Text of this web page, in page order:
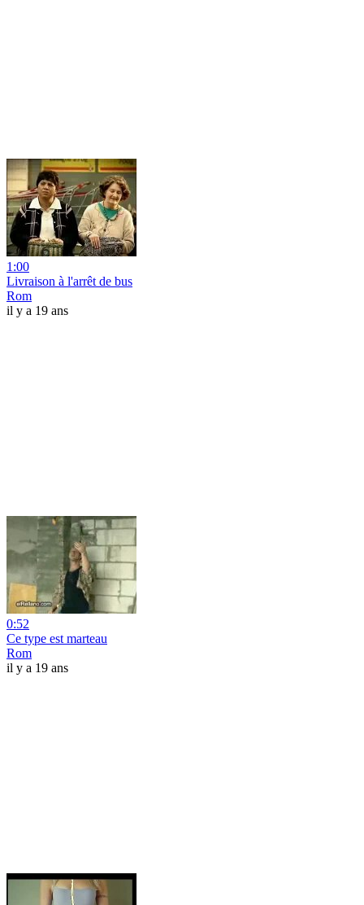
1:00
Livraison à l'arrêt de bus
Rom
il y a 19 ans
0:52
Ce type est marteau
Rom
il y a 19 ans